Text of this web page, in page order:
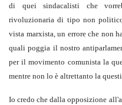
di quei sindacalisti che
rivoluzionaria di tipo non
vista marxista, un errore che non
quali poggia il nostro
per il movimento comunista la
mentre non lo è altrettanto la
Io credo che dalla opposizione